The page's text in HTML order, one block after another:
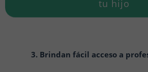
tu hijo
3. Brindan fácil acceso a